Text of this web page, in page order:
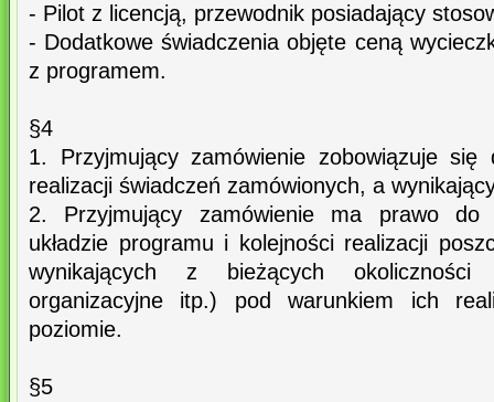
- Pilot z licencją, przewodnik posiadający
- Dodatkowe świadczenia objęte ceną
z programem.
§4
1. Przyjmujący zamówienie zobowiązuje się
realizacji świadczeń zamówionych, a
2. Przyjmujący zamówienie ma prawo do
układzie programu i kolejności realizacji
wynikających z bieżących okoliczności
organizacyjne itp.) pod warunkiem ich
poziomie.
§5